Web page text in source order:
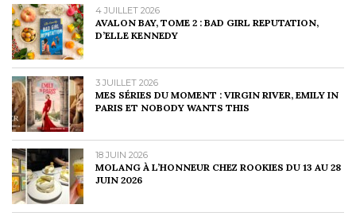
4 JUILLET 2026
AVALON BAY, TOME 2 : BAD GIRL REPUTATION,
D’ELLE KENNEDY
3 JUILLET 2026
MES SÉRIES DU MOMENT : VIRGIN RIVER, EMILY IN
PARIS ET NOBODY WANTS THIS
18 JUIN 2026
MOLANG À L’HONNEUR CHEZ ROOKIES DU 13 AU 28
JUIN 2026